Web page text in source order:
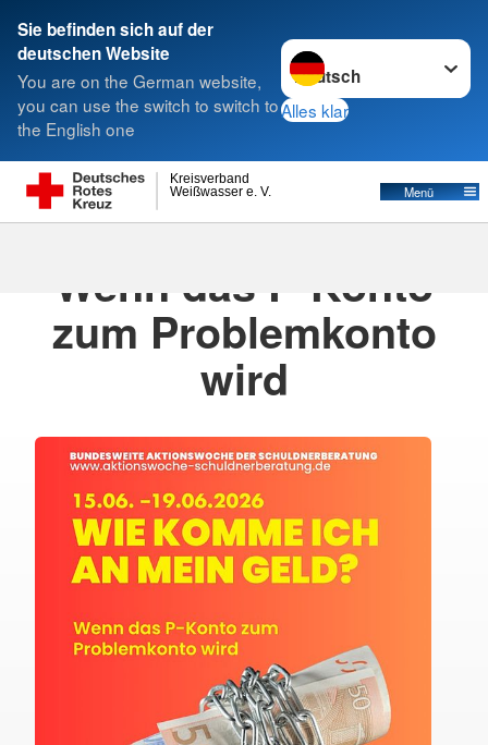
Sie befinden sich auf der
deutschen Website
You are on the German website,
you can use the switch to switch to
the English one
Sprache wechseln zu
Alles klar
Weißwasser e. V.
Kreisverband
Menü
Suche
Wenn das P-Konto
zum Problemkonto
wird